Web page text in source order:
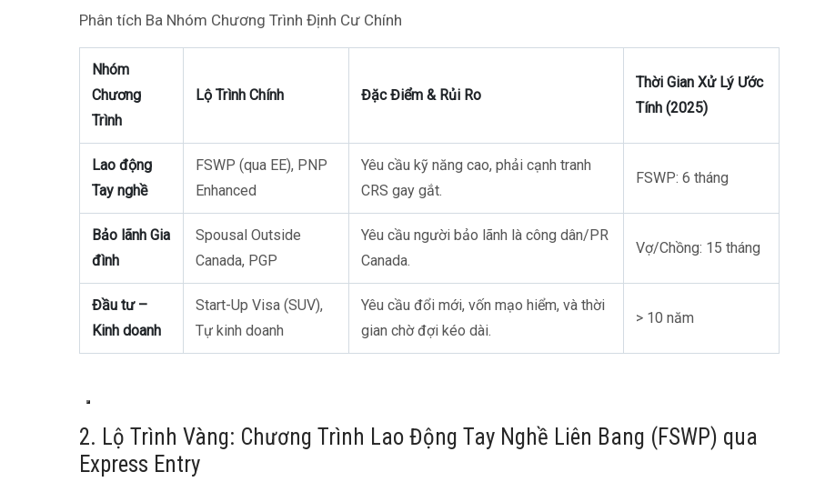
Phân tích Ba Nhóm Chương Trình Định Cư Chính
Nhóm
Chương
Trình
Lộ Trình Chính Đặc Điểm & Rủi Ro
Thời Gian Xử Lý Ước
Tính (2025)
Lao động
Tay nghề
FSWP (qua EE), PNP
Enhanced
Yêu cầu kỹ năng cao, phải cạnh tranh
CRS gay gắt.
FSWP: 6 tháng
Bảo lãnh Gia
đình
Spousal Outside
Canada, PGP
Yêu cầu người bảo lãnh là công dân/PR
Canada.
Vợ/Chồng: 15 tháng
Đầu tư –
Kinh doanh
Start-Up Visa (SUV),
Tự kinh doanh
Yêu cầu đổi mới, vốn mạo hiểm, và thời
gian chờ đợi kéo dài.
> 10 năm
2. Lộ Trình Vàng: Chương Trình Lao Động Tay Nghề Liên Bang (FSWP) qua
Express Entry